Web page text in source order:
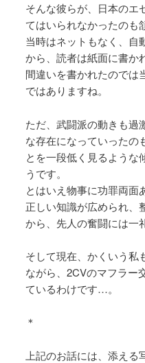
そんな彼らが、日本のエ
てはいられなかったのも
当時はネットもなく、自
から、読者は紙面に書か
間違いを書かれたのでは
ではありますね。
ただ、武闘派の動きも過
な存在になっていったの
とを一段低く見るような
うです。
とはいえ物事に功罪両面
正しい知識が広められ、
から、先人の奮闘には一
そして現在、かくいう私
ながら、2CVのマフラー
ているわけです…。
＊
上記のお話には、添える